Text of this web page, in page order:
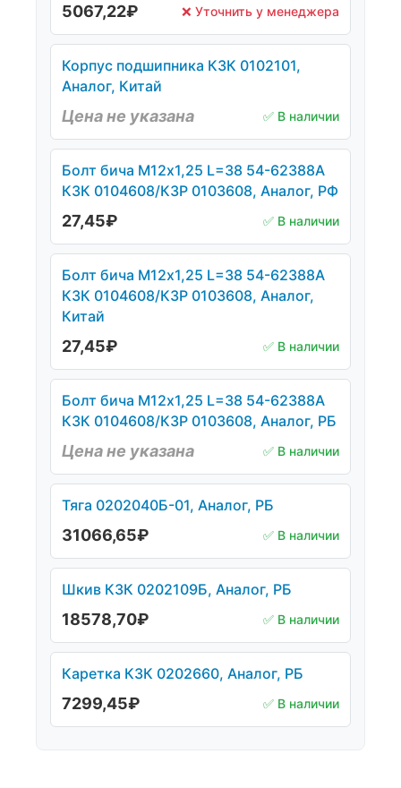
5067,22₽ ❌ Уточнить у менеджера
Корпус подшипника КЗК 0102101,
Аналог, Китай
Цена не указана ✅ В наличии
Болт бича М12х1,25 L=38 54-62388А
КЗК 0104608/КЗР 0103608, Аналог, РФ
27,45₽ ✅ В наличии
Болт бича М12х1,25 L=38 54-62388А
КЗК 0104608/КЗР 0103608, Аналог,
Китай
27,45₽ ✅ В наличии
Болт бича М12х1,25 L=38 54-62388А
КЗК 0104608/КЗР 0103608, Аналог, РБ
Цена не указана ✅ В наличии
Тяга 0202040Б-01, Аналог, РБ
31066,65₽ ✅ В наличии
Шкив КЗК 0202109Б, Аналог, РБ
18578,70₽ ✅ В наличии
Каретка КЗК 0202660, Аналог, РБ
7299,45₽ ✅ В наличии